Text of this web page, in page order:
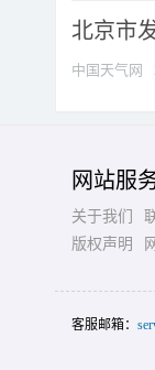
北京市
中国天气网
网站服
关于我们
版权声明
客服邮箱：